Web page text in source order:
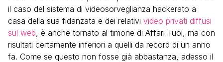
il caso del sistema di videosorveglianza hackerato a
casa della sua fidanzata e dei relativi video privati diffusi
sul web, è anche tornato al timone di Affari Tuoi, ma con
risultati certamente inferiori a quelli da record di un anno
fa. Come se questo non fosse già abbastanza, adesso il